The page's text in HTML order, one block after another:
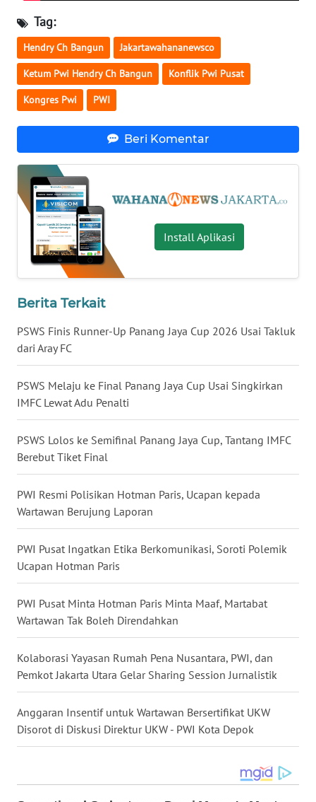
Tag:
Hendry Ch Bangun Jakartawahananewsco
Ketum Pwi Hendry Ch Bangun Konflik Pwi Pusat
Kongres Pwi PWI
Beri Komentar
Install Aplikasi
Berita Terkait
PSWS Finis Runner-Up Panang Jaya Cup 2026 Usai Takluk
dari Aray FC
PSWS Melaju ke Final Panang Jaya Cup Usai Singkirkan
IMFC Lewat Adu Penalti
PSWS Lolos ke Semifinal Panang Jaya Cup, Tantang IMFC
Berebut Tiket Final
PWI Resmi Polisikan Hotman Paris, Ucapan kepada
Wartawan Berujung Laporan
PWI Pusat Ingatkan Etika Berkomunikasi, Soroti Polemik
Ucapan Hotman Paris
PWI Pusat Minta Hotman Paris Minta Maaf, Martabat
Wartawan Tak Boleh Direndahkan
Kolaborasi Yayasan Rumah Pena Nusantara, PWI, dan
Pemkot Jakarta Utara Gelar Sharing Session Jurnalistik
Anggaran Insentif untuk Wartawan Bersertifikat UKW
Disorot di Diskusi Direktur UKW - PWI Kota Depok
WN
NUSANTARA
WN
JOGJA
JATIM
WN
BALI
WN
KALBAR
KALTENG
WN
WN
KALTIM
WN
SULSEL
WN
GORONTALO
WN
SULUT
WN
MALUKU
WN
MALUT